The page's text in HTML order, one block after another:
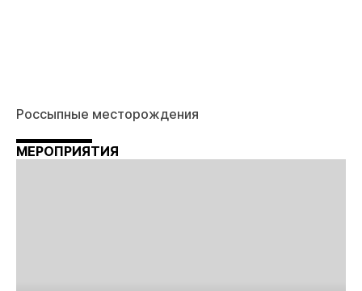
Россыпные месторождения
МЕРОПРИЯТИЯ